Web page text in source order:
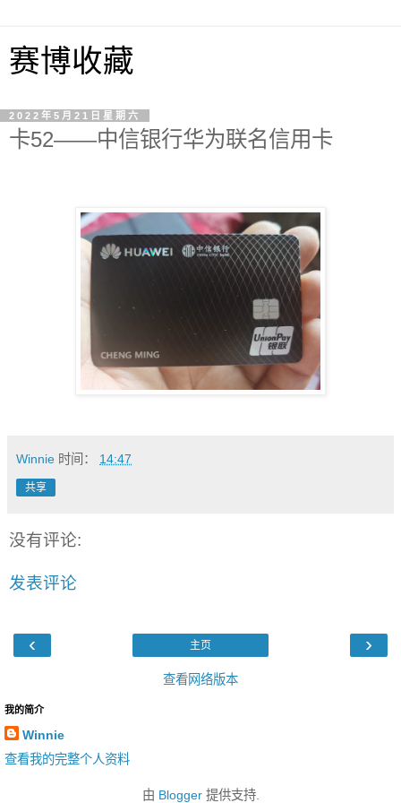
赛博收藏
2022年5月21日星期六
卡52——中信银行华为联名信用卡
Winnie 时间： 14:47
共享
没有评论:
发表评论
‹ ›
主页
查看网络版本
我的简介
Winnie
查看我的完整个人资料
由 Blogger提供支持.